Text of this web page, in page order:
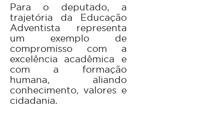
Para o deputado, a
trajetória da Educação
Adventista representa
um exemplo de
compromisso com a
excelência acadêmica e
com a formação
humana, aliando
conhecimento, valores e
cidadania.